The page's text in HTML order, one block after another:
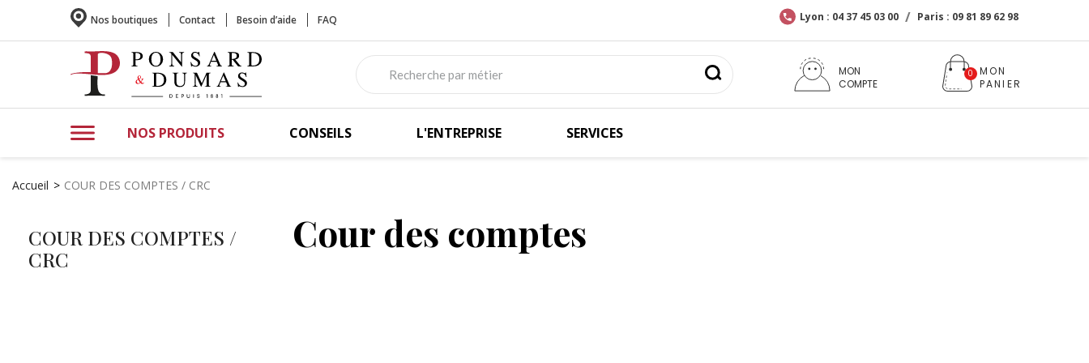
Nos boutiques Contact Besoin d’aide FAQ Lyon : 04 37 45 03 00 Paris : 09 81 89 62 98
MON
COMPTE
NOS PRODUITS CONSEILS L'ENTREPRISE SERVICES
Accueil COUR DES COMPTES / CRC
COUR DES COMPTES /
CRC
Cour des comptes